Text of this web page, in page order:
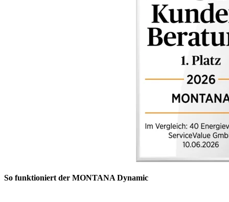
So funktioniert der MONTANA Dynamic